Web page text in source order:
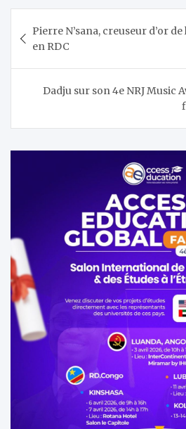
de
l’article
Pierre N’sana, creuseur d’or
en RDC
Dadju sur son 4e NRJ Music